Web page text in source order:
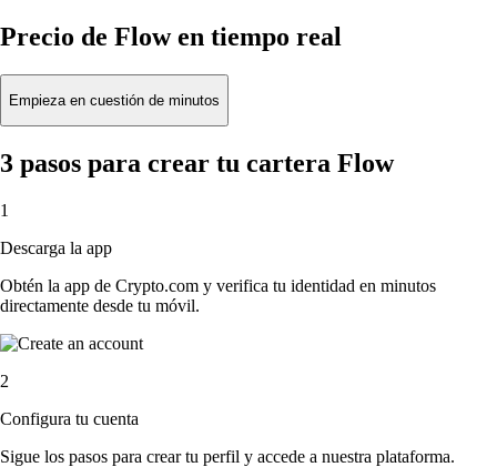
Precio de Flow en tiempo real
Empieza en cuestión de minutos
3 pasos para crear tu cartera Flow
1
Descarga la app
Obtén la app de Crypto.com y verifica tu identidad en minutos
directamente desde tu móvil.
2
Configura tu cuenta
Sigue los pasos para crear tu perfil y accede a nuestra plataforma.